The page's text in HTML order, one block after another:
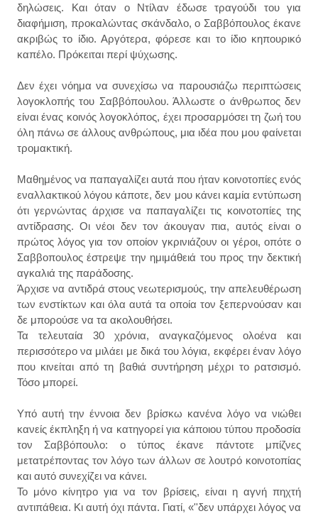
δηλώσεις. Και όταν ο Ντίλαν έδωσε τραγούδι του για
διαφήμιση, προκαλώντας σκάνδαλο, ο Σαββόπουλος έκανε
ακριβώς το ίδιο. Αργότερα, φόρεσε και το ίδιο κηπουρικό
καπέλο. Πρόκειται περί ψύχωσης.
Δεν έχει νόημα να συνεχίσω να παρουσιάζω περιπτώσεις
λογοκλοπής του Σαββόπουλου. Άλλωστε ο άνθρωπος δεν
είναι ένας κοινός λογοκλόπος, έχει προσαρμόσει τη ζωή του
όλη πάνω σε άλλους ανθρώπους, μια ιδέα που μου φαίνεται
τρομακτική.
Μαθημένος να παπαγαλίζει αυτά που ήταν κοινοτοπίες ενός
εναλλακτικού λόγου κάποτε, δεν μου κάνει καμία εντύπωση
ότι γερνώντας άρχισε να παπαγαλίζει τις κοινοτοπίες της
αντίδρασης. Οι νέοι δεν τον άκουγαν πια, αυτός είναι ο
πρώτος λόγος για τον οποίον γκρινιάζουν οι γέροι, οπότε ο
Σαββοπουλος έστρεψε την ημιμάθειά του προς την δεκτική
αγκαλιά της παράδοσης.
Άρχισε να αντιδρά στους νεωτερισμούς, την απελευθέρωση
των ενστίκτων και όλα αυτά τα οποία τον ξεπερνούσαν και
δε μπορούσε να τα ακολουθήσει.
Τα τελευταία 30 χρόνια, αναγκαζόμενος ολοένα και
περισσότερο να μιλάει με δικά του λόγια, εκφέρει έναν λόγο
που κινείται από τη βαθιά συντήρηση μέχρι το ρατσισμό.
Τόσο μπορεί.
Υπό αυτή την έννοια δεν βρίσκω κανένα λόγο να νιώθει
κανείς έκπληξη ή να κατηγορεί για κάποιου τύπου προδοσία
τον Σαββόπουλο: ο τύπος έκανε πάντοτε μπίζνες
μετατρέποντας τον λόγο των άλλων σε λουτρό κοινοτοπίας
και αυτό συνεχίζει να κάνει.
Το μόνο κίνητρο για να τον βρίσεις, είναι η αγνή πηχτή
αντιπάθεια. Κι αυτή όχι πάντα. Γιατί, «''δεν υπάρχει λόγος να